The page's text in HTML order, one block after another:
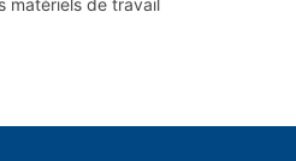
matériels de travail